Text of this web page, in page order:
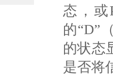
态，或
的“D”
的状态
是否将